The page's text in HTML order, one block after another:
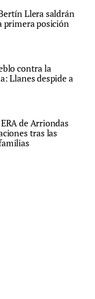
Llera saldrán
primera posición
contra la
Llanes despide a
de Arriondas
tras las